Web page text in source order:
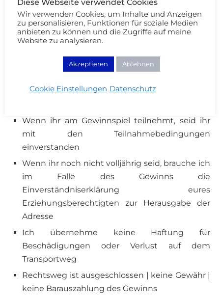
Christmas Adventskalender teilnehmen, bis
zum 26.12.2016 23.59 Uhr
Offen für Teilnehmer aus Deutschland,
Österreich und Schweiz
Die Auslosung und Versand der Gewinne
erfolgt im Januar 2017, wenn ich alle Adressen
habe
Wenn ihr am Gewinnspiel teilnehmt, seid ihr
mit den Teilnahmebedingungen
einverstanden
Wenn ihr noch nicht volljährig seid, brauche ich
im Falle des Gewinns die
Einverständniserklärung eures
Erziehungsberechtigten zur Herausgabe der
Adresse
Ich übernehme keine Haftung für
Beschädigungen oder Verlust auf dem
Transportweg
Rechtsweg ist ausgeschlossen | keine Gewähr |
keine Barauszahlung des Gewinns
Diese Webseite verwendet Cookies
Wir verwenden Cookies, um Inhalte und Anzeigen
zu personalisieren, Funktionen für soziale Medien
anbieten zu können und die Zugriffe auf meine
Website zu analysieren.
Akzeptieren Ablehnen
Cookie Einstellungen Datenschutz